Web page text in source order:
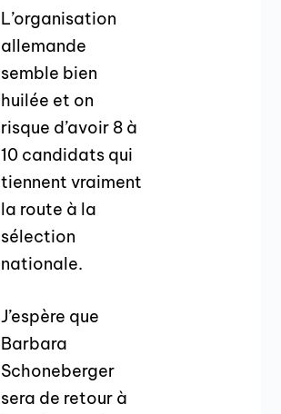
L’organisation
allemande
semble bien
huilée et on
risque d’avoir 8 à
10 candidats qui
tiennent vraiment
la route à la
sélection
nationale.
J’espère que
Barbara
Schoneberger
sera de retour à